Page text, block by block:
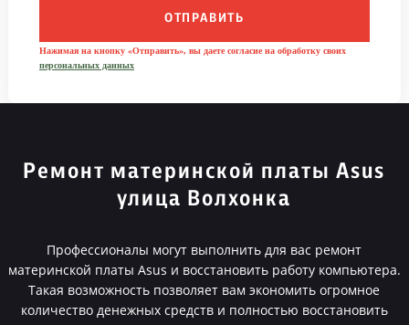
ОТПРАВИТЬ
Нажимая на кнопку «Отправить», вы даете согласие на обработку своих
персональных данных
Ремонт материнской платы Asus
улица Волхонка
Профессионалы могут выполнить для вас ремонт
материнской платы Asus и восстановить работу компьютера.
Такая возможность позволяет вам экономить огромное
количество денежных средств и полностью восстановить